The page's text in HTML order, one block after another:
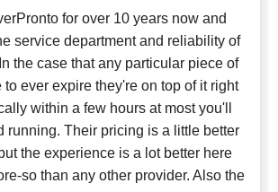
for over 10 years now and
service department and reliability of
the case that any particular piece of
to ever expire they're on top of it right
within a few hours at most you'll
running. Their pricing is a little better
the experience is a lot better here
so than any other provider. Also the